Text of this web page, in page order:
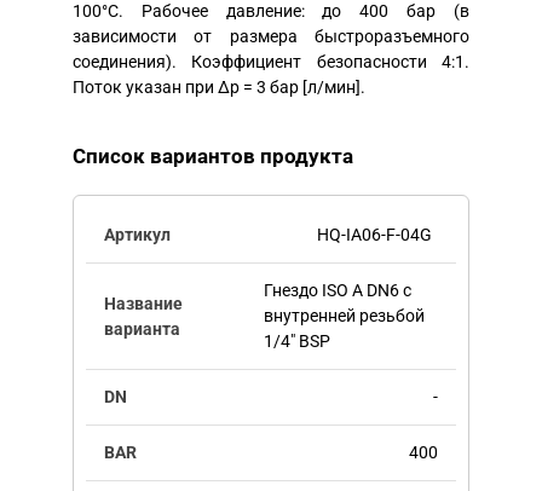
100°C. Рабочее давление: до 400 бар (в
зависимости от размера быстроразъемного
соединения). Коэффициент безопасности 4:1.
Поток указан при Δp = 3 бар [л/мин].
Список вариантов продукта
HQ-IA06-F-04G
Гнездо ISO A DN6 с
внутренней резьбой
1/4" BSP
-
400